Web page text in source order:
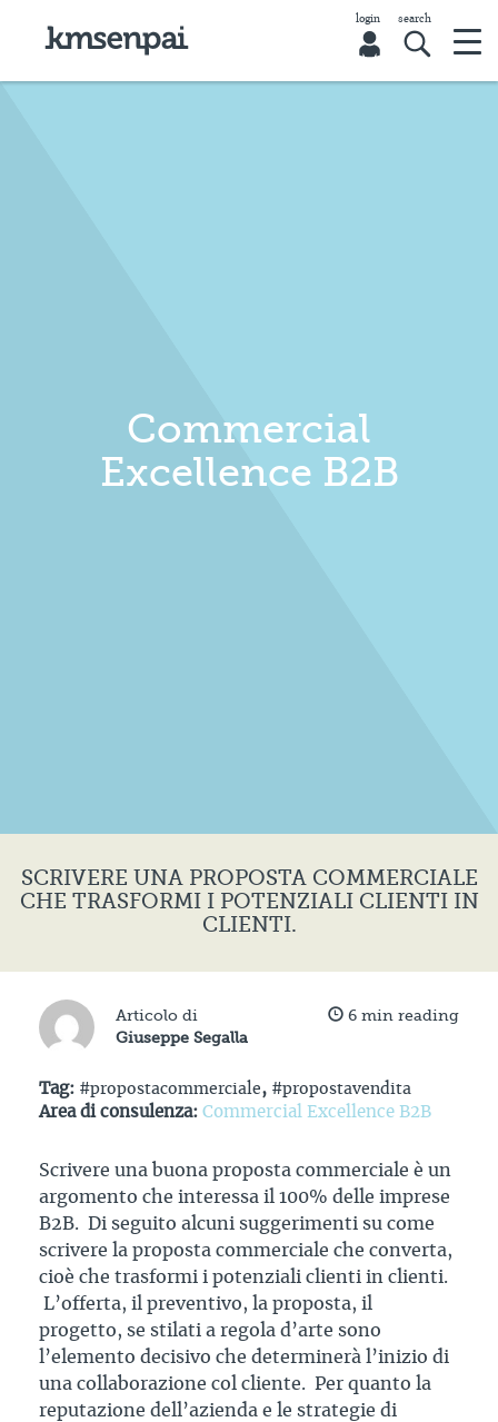
Commercial
Excellence B2B
SCRIVERE UNA PROPOSTA COMMERCIALE
CHE TRASFORMI I POTENZIALI CLIENTI IN
CLIENTI.
Articolo di
Giuseppe Segalla
6 min reading
Tag: #propostacommerciale, #propostavendita
Area di consulenza: Commercial Excellence B2B
Scrivere una buona proposta commerciale è un
argomento che interessa il 100% delle imprese
B2B. Di seguito alcuni suggerimenti su come
scrivere la proposta commerciale che converta,
cioè che trasformi i potenziali clienti in clienti.
L’offerta, il preventivo, la proposta, il
progetto, se stilati a regola d’arte sono
l’elemento decisivo che determinerà l’inizio di
una collaborazione col cliente. Per quanto la
reputazione dell’azienda e le strategie di